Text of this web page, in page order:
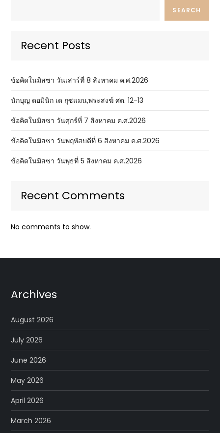
SEARCH
Recent Posts
ข้อคิดในมิสซา วันเสาร์ที่ 8 สิงหาคม ค.ศ.2026
นักบุญ ดอมินิก เด กุซแมน,พระสงฆ์ ศต. 12-13
ข้อคิดในมิสซา วันศุกร์ที่ 7 สิงหาคม ค.ศ.2026
ข้อคิดในมิสซา วันพฤหัสบดีที่ 6 สิงหาคม ค.ศ.2026
ข้อคิดในมิสซา วันพุธที่ 5 สิงหาคม ค.ศ.2026
Recent Comments
No comments to show.
Archives
August 2026
July 2026
June 2026
May 2026
April 2026
March 2026